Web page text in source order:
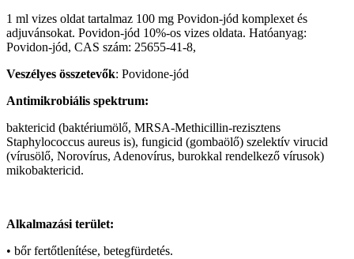
1 ml vizes oldat tartalmaz 100 mg Povidon-jód komplexet és
adjuvánsokat. Povidon-jód 10%-os vizes oldata. Hatóanyag:
Povidon-jód, CAS szám: 25655-41-8,
Veszélyes összetevők: Povidone-jód
Antimikrobiális spektrum:
baktericid (baktériumölő, MRSA-Methicillin-rezisztens
Staphylococcus aureus is), fungicid (gombaölő) szelektív virucid
(vírusölő, Norovírus, Adenovírus, burokkal rendelkező vírusok)
mikobaktericid.
Alkalmazási terület:
• bőr fertőtlenítése, betegfürdetés.